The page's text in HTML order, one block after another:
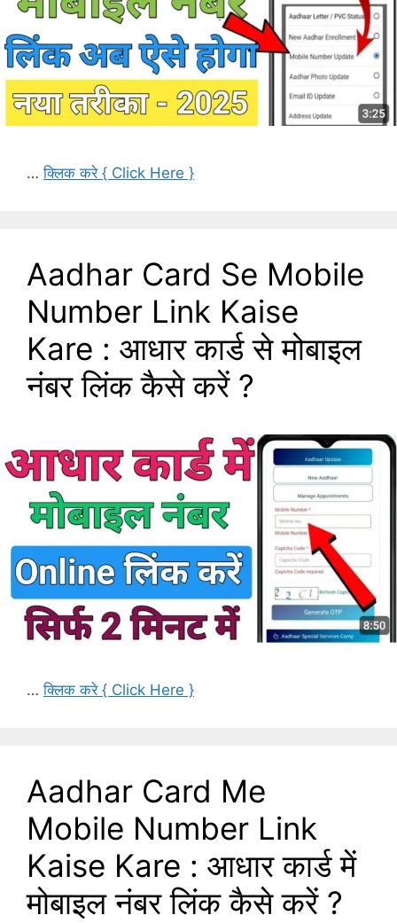
…क्लिक करे { Click Here }
Aadhar Card Se Mobile
Number Link Kaise
Kare : आधार कार्ड से मोबाइल
नंबर लिंक कैसे करें ?
…क्लिक करे { Click Here }
Aadhar Card Me
Mobile Number Link
Kaise Kare : आधार कार्ड में
मोबाइल नंबर लिंक कैसे करें ?